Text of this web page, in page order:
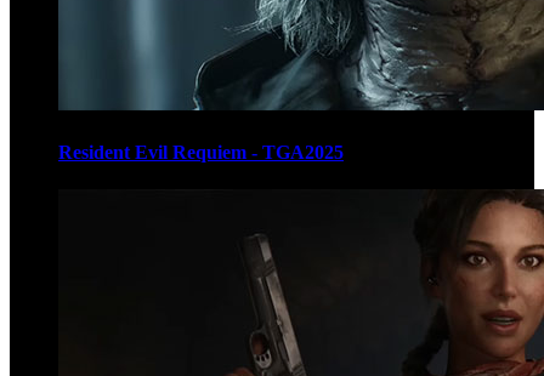
Resident Evil Requiem - TGA2025